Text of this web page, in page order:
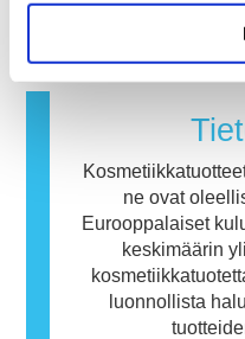
useimmille ihmisille
reaktion aiheuttavaa
allergeeniksi.
sisältää ainesosia,
ihmisille allergisoivia.
tarkoita, ettei
ne ovat
Eurooppalaiset
keskimäärin
luonnollista